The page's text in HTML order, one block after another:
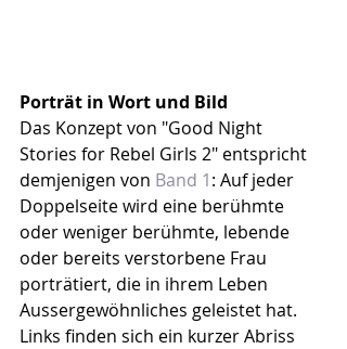
Porträt in Wort und Bild
Das Konzept von "Good Night
Stories for Rebel Girls 2" entspricht
demjenigen von Band 1: Auf jeder
Doppelseite wird eine berühmte
oder weniger berühmte, lebende
oder bereits verstorbene Frau
porträtiert, die in ihrem Leben
Aussergewöhnliches geleistet hat.
Links finden sich ein kurzer Abriss